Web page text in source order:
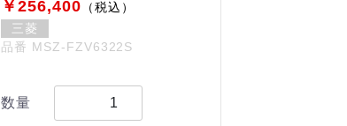
￥256,400 （税込）
三菱
品番 MSZ-FZV6322S
数量